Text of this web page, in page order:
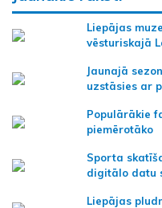
Liepājas
vēsturiskajā
Jaunajā
uzstāsies ar
Populārākie
piemērotāko
Sporta
digitālo datu
Liepājas